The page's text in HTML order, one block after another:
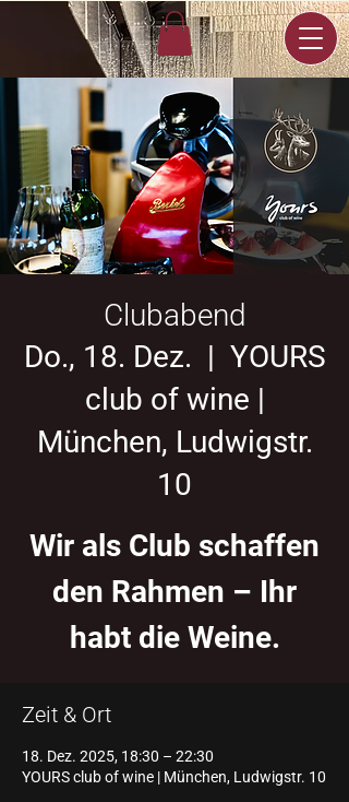
Clubabend
Do., 18. Dez.
  |
YOURS
club of wine |
München, Ludwigstr.
10
Wir als Club schaffen
den Rahmen – Ihr
habt die Weine.
Zeit & Ort
18. Dez. 2025, 18:30 – 22:30
YOURS club of wine | München, Ludwigstr. 10